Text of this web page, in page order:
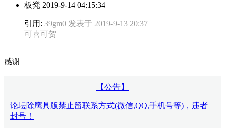
板凳 2019-9-14 04:15:34
引用: 39gm0 发表于 2019-9-13 20:37
可喜可贺
感谢
【公告】
论坛除鹰具版禁止留联系方式(微信,QQ,手机号等)，违者
封号！